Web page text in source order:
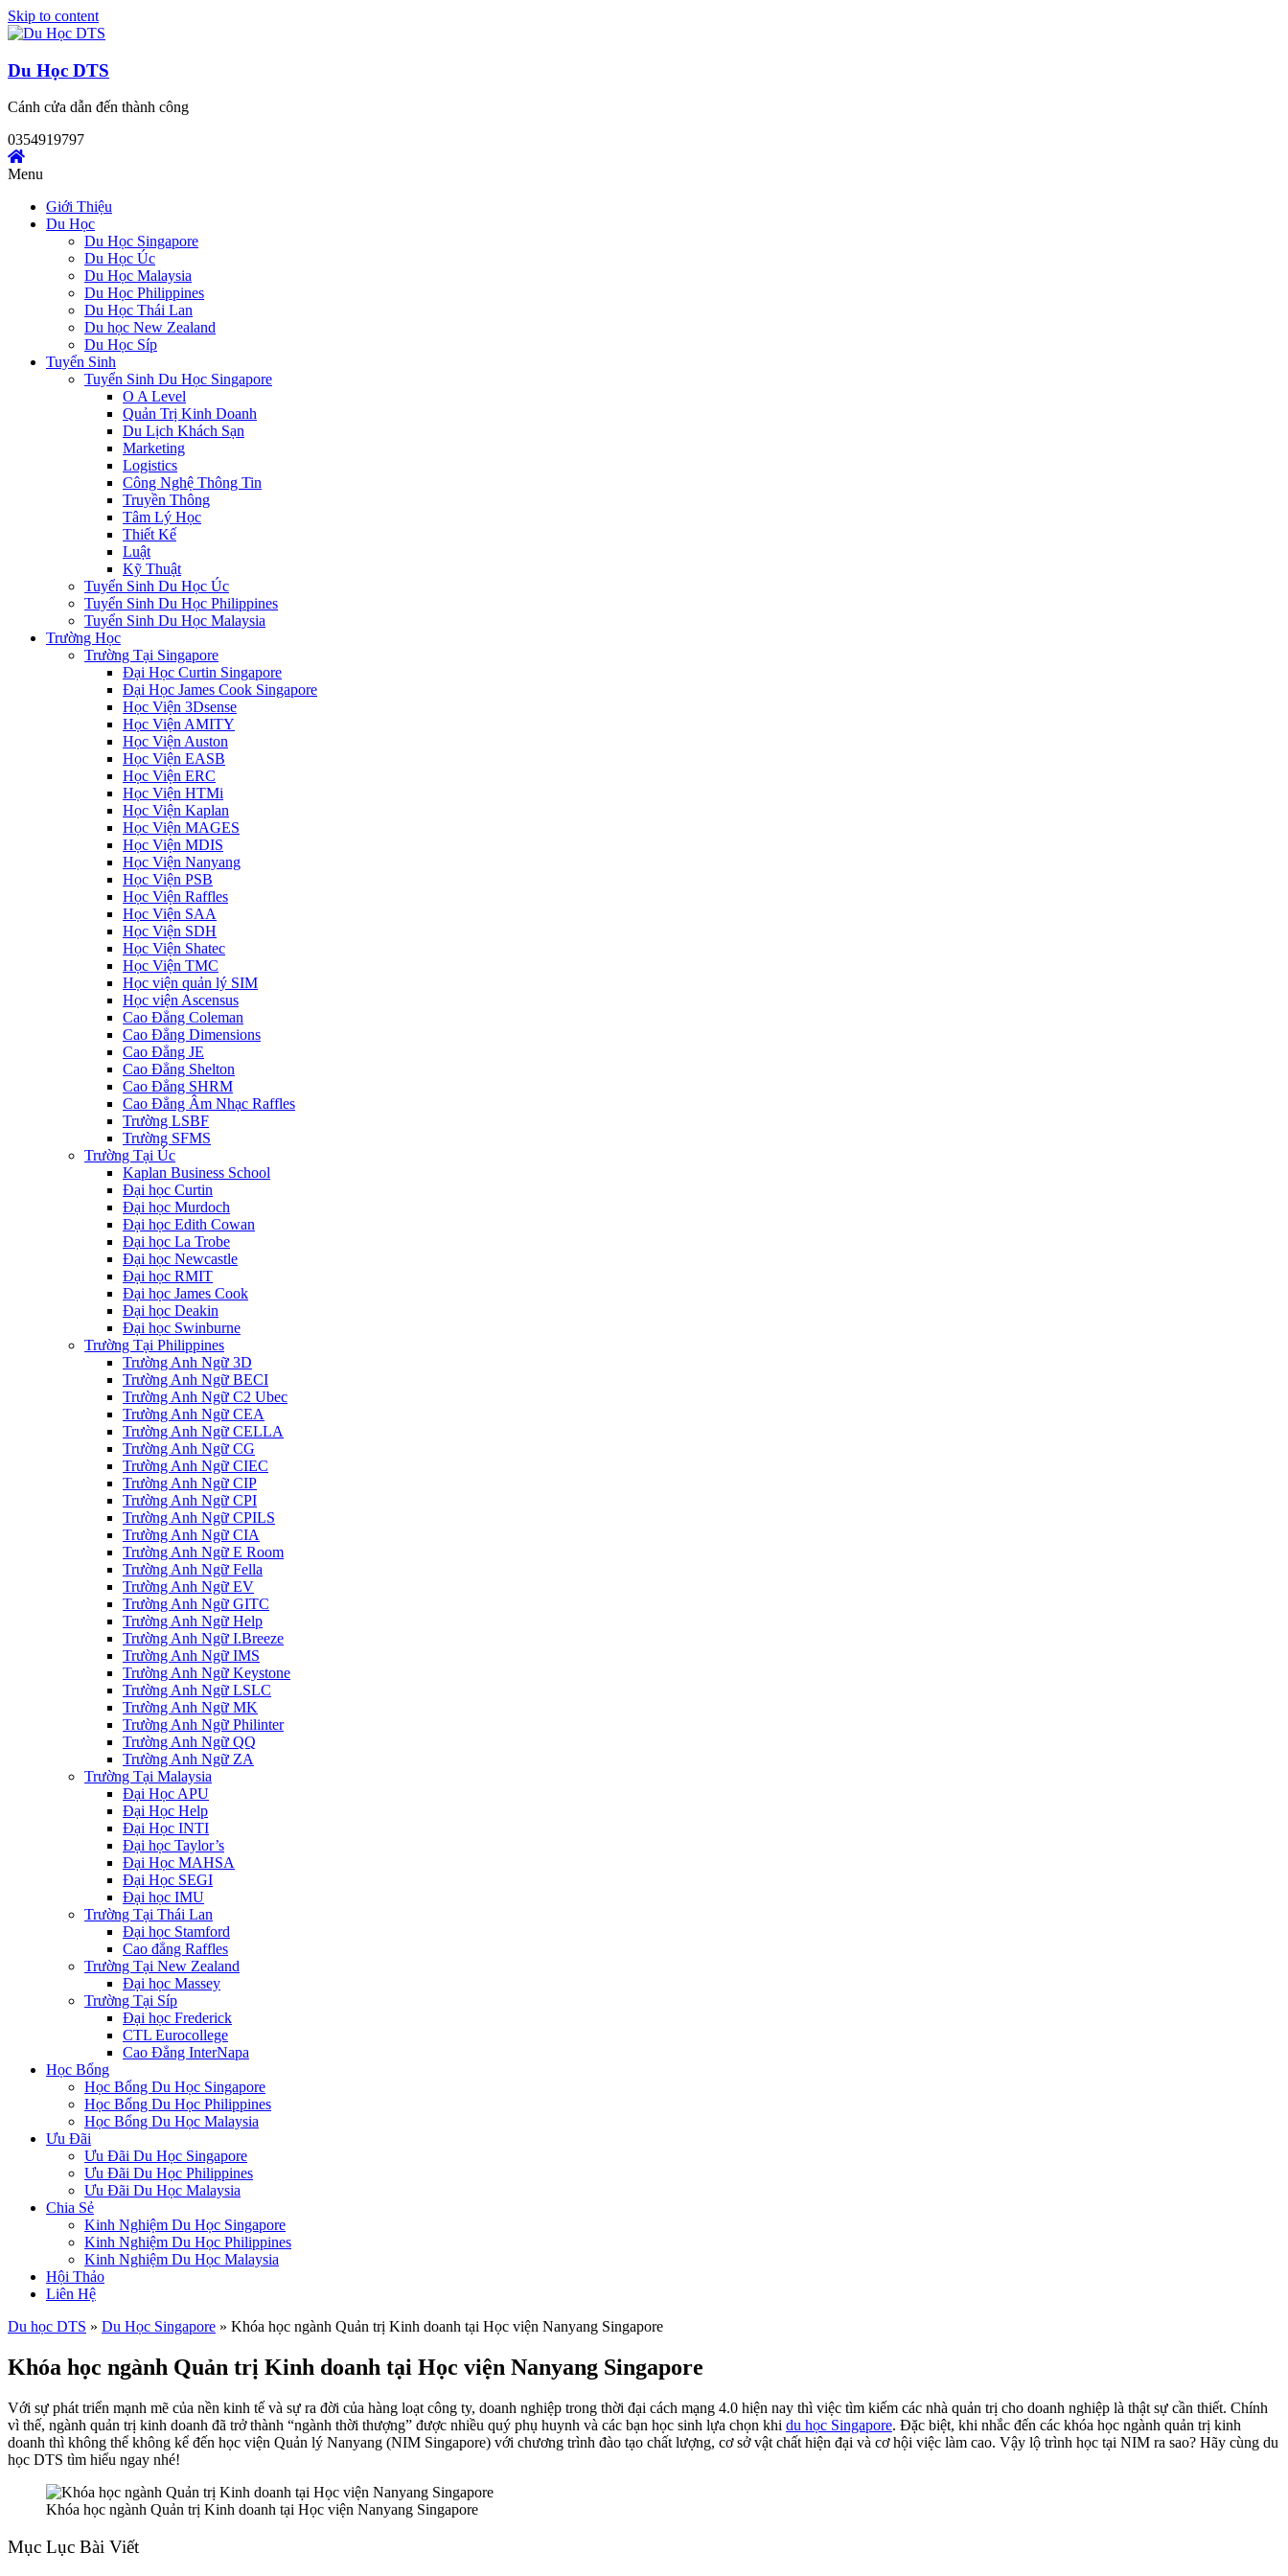
Skip to content
Du Học DTS
Cánh cửa dẫn đến thành công
0354919797
Menu
Giới Thiệu
Du Học
Du Học Singapore
Du Học Úc
Du Học Malaysia
Du Học Philippines
Du Học Thái Lan
Du học New Zealand
Du Học Síp
Tuyển Sinh
Tuyển Sinh Du Học Singapore
O A Level
Quản Trị Kinh Doanh
Du Lịch Khách Sạn
Marketing
Logistics
Công Nghệ Thông Tin
Truyền Thông
Tâm Lý Học
Thiết Kế
Luật
Kỹ Thuật
Tuyển Sinh Du Học Úc
Tuyển Sinh Du Học Philippines
Tuyển Sinh Du Học Malaysia
Trường Học
Trường Tại Singapore
Đại Học Curtin Singapore
Đại Học James Cook Singapore
Học Viện 3Dsense
Học Viện AMITY
Học Viện Auston
Học Viện EASB
Học Viện ERC
Học Viện HTMi
Học Viện Kaplan
Học Viện MAGES
Học Viện MDIS
Học Viện Nanyang
Học Viện PSB
Học Viện Raffles
Học Viện SAA
Học Viện SDH
Học Viện Shatec
Học Viện TMC
Học viện quản lý SIM
Học viện Ascensus
Cao Đẳng Coleman
Cao Đẳng Dimensions
Cao Đẳng JE
Cao Đẳng Shelton
Cao Đẳng SHRM
Cao Đẳng Âm Nhạc Raffles
Trường LSBF
Trường SFMS
Trường Tại Úc
Kaplan Business School
Đại học Curtin
Đại học Murdoch
Đại học Edith Cowan
Đại học La Trobe
Đại học Newcastle
Đại học RMIT
Đại học James Cook
Đại học Deakin
Đại học Swinburne
Trường Tại Philippines
Trường Anh Ngữ 3D
Trường Anh Ngữ BECI
Trường Anh Ngữ C2 Ubec
Trường Anh Ngữ CEA
Trường Anh Ngữ CELLA
Trường Anh Ngữ CG
Trường Anh Ngữ CIEC
Trường Anh Ngữ CIP
Trường Anh Ngữ CPI
Trường Anh Ngữ CPILS
Trường Anh Ngữ CIA
Trường Anh Ngữ E Room
Trường Anh Ngữ Fella
Trường Anh Ngữ EV
Trường Anh Ngữ GITC
Trường Anh Ngữ Help
Trường Anh Ngữ I.Breeze
Trường Anh Ngữ IMS
Trường Anh Ngữ Keystone
Trường Anh Ngữ LSLC
Trường Anh Ngữ MK
Trường Anh Ngữ Philinter
Trường Anh Ngữ QQ
Trường Anh Ngữ ZA
Trường Tại Malaysia
Đại Học APU
Đại Học Help
Đại Học INTI
Đại học Taylor’s
Đại Học MAHSA
Đại Học SEGI
Đại học IMU
Trường Tại Thái Lan
Đại học Stamford
Cao đẳng Raffles
Trường Tại New Zealand
Đại học Massey
Trường Tại Síp
Đại học Frederick
CTL Eurocollege
Cao Đẳng InterNapa
Học Bổng
Học Bổng Du Học Singapore
Học Bổng Du Học Philippines
Học Bổng Du Học Malaysia
Ưu Đãi
Ưu Đãi Du Học Singapore
Ưu Đãi Du Học Philippines
Ưu Đãi Du Học Malaysia
Chia Sẻ
Kinh Nghiệm Du Học Singapore
Kinh Nghiệm Du Học Philippines
Kinh Nghiệm Du Học Malaysia
Hội Thảo
Liên Hệ
Du học DTS » Du Học Singapore » Khóa học ngành Quản trị Kinh doanh tại Học viện Nanyang Singapore
Khóa học ngành Quản trị Kinh doanh tại Học viện Nanyang Singapore
Với sự phát triển mạnh mẽ của nền kinh tế và sự ra đời của hàng loạt công ty, doanh nghiệp trong thời đại cách mạng 4.0 hiện nay thì việc tìm kiếm các nhà quản trị cho doanh nghiệp là thật sự cần thiết. Chính
vì thế, ngành quản trị kinh doanh đã trở thành “ngành thời thượng” được nhiều quý phụ huynh và các bạn học sinh lựa chọn khi du học Singapore. Đặc biệt, khi nhắc đến các khóa học ngành quản trị kinh
doanh thì không thể không kể đến học viện Quản lý Nanyang (NIM Singapore) với chương trình đào tạo chất lượng, cơ sở vật chất hiện đại và cơ hội việc làm cao. Vậy lộ trình học tại NIM ra sao? Hãy cùng du
học DTS tìm hiểu ngay nhé!
Khóa học ngành Quản trị Kinh doanh tại Học viện Nanyang Singapore
Mục Lục Bài Viết